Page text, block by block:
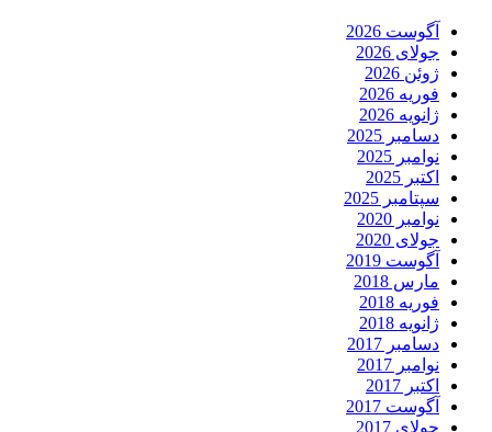
آگوست 2026
جولای 2026
ژوئن 2026
فوریه 2026
ژانویه 2026
دسامبر 2025
نوامبر 2025
اکتبر 2025
سپتامبر 2025
نوامبر 2020
جولای 2020
آگوست 2019
مارس 2018
فوریه 2018
ژانویه 2018
دسامبر 2017
نوامبر 2017
اکتبر 2017
آگوست 2017
جولای 2017